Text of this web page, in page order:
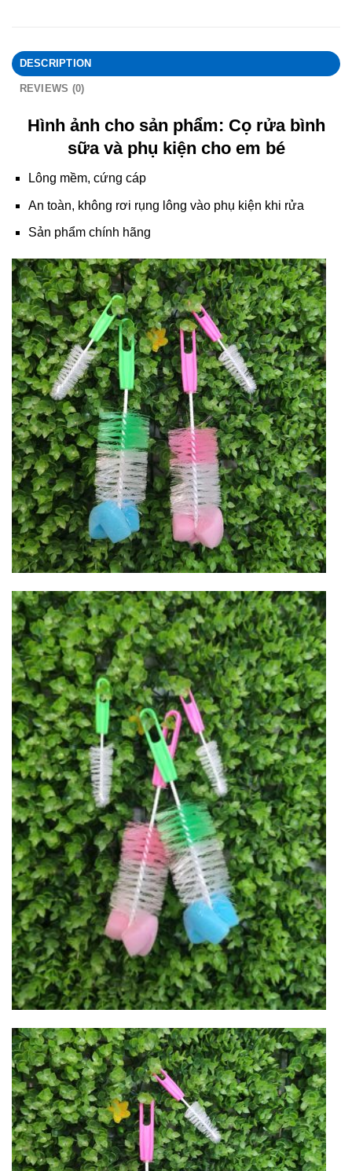
DESCRIPTION
REVIEWS (0)
Hình ảnh cho sản phẩm: Cọ rửa bình
sữa và phụ kiện cho em bé
Lông mềm, cứng cáp
An toàn, không rơi rụng lông vào phụ kiện khi rửa
Sản phẩm chính hãng